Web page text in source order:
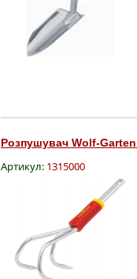
Розпушувач Wolf-
Артикул: 1315000